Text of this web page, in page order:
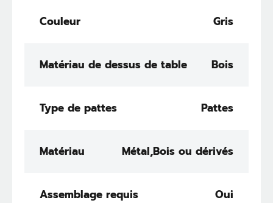
Couleur Gris
Matériau de dessus de table Bois
Type de pattes Pattes
Matériau Métal,Bois ou dérivés
Assemblage requis Oui